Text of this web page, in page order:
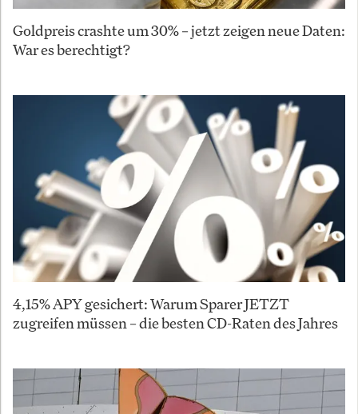
Goldpreis crashte um 30% – jetzt zeigen neue Daten:
War es berechtigt?
4,15% APY gesichert: Warum Sparer JETZT
zugreifen müssen – die besten CD-Raten des Jahres